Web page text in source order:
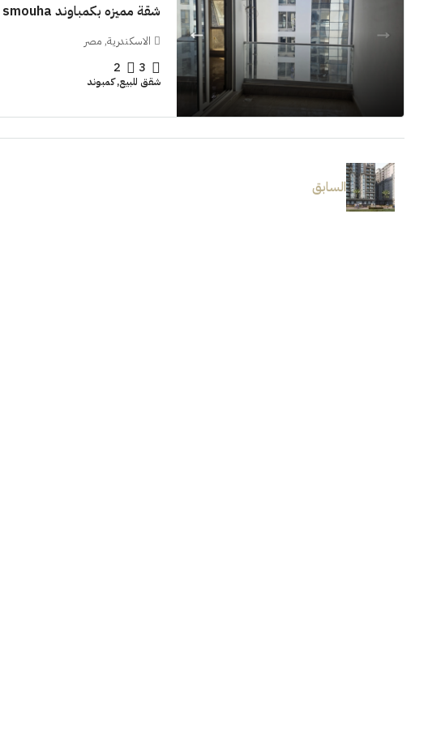
شقة مميزه بكمباوند 173m Grand View smouha
الاسكندرية, مصر
3
2
شقق للبيع, كمبوند
السابق